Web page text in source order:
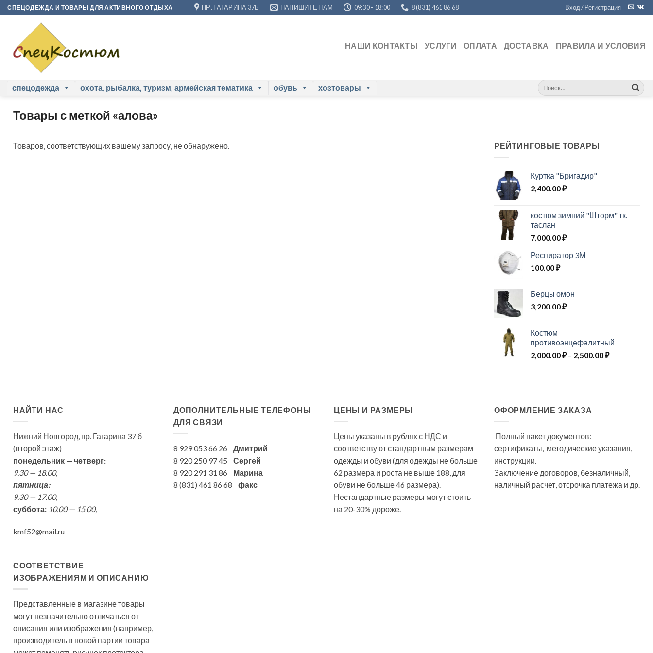
Skip
to
СПЕЦОДЕЖДА И ТОВАРЫ ДЛЯ АКТИВНОГО ОТДЫХА ПР. ГАГАРИНА 37Б НАПИШИТЕ НАМ 09:30 - 18:00 8 (831) 461 86 68 Вход / Регистрация
НАШИ КОНТАКТЫ УСЛУГИ ОПЛАТА ДОСТАВКА ПРАВИЛА И УСЛОВИЯ
спецодежда охота, рыбалка, туризм, армейская тематика обувь хозтовары Искать:
Товары с меткой «алова»
Товаров, соответствующих вашему запросу, не обнаружено. РЕЙТИНГОВЫЕ ТОВАРЫ
Куртка "Бригадир"
2,400.00₽
костюм зимний "Шторм" тк.
таслан
7,000.00₽
Респиратор 3М
100.00₽
Берцы омон
3,200.00₽
Костюм
противоэнцефалитный
2,000.00₽ – 2,500.00₽Диапазон
НАЙТИ НАС
Нижний Новгород, пр. Гагарина 37 б
(второй этаж)
понедельник — четверг:
9.30 — 18.00,
пятница:
9.30 — 17.00,
суббота: 10.00 — 15.00,
kmf52@mail.ru
ДОПОЛНИТЕЛЬНЫЕ ТЕЛЕФОНЫ
ДЛЯ СВЯЗИ
8 929 053 66 26 Дмитрий
8 920 250 97 45 Сергей
8 920 291 31 86 Марина
8 (831) 461 86 68 факс
ЦЕНЫ И РАЗМЕРЫ
Цены указаны в рублях с НДС и
соответствуют стандартным размерам
одежды и обуви (для одежды не больше
62 размера и роста не выше 188, для
обуви не больше 46 размера).
Нестандартные размеры могут стоить
на 20-30% дороже.
ОФОРМЛЕНИЕ ЗАКАЗА
Полный пакет документов:
сертификаты, методические указания,
инструкции.
Заключение договоров, безналичный,
наличный расчет, отсрочка платежа и др.
СООТВЕТСТВИЕ
ИЗОБРАЖЕНИЯМ И ОПИСАНИЮ
Представленные в магазине товары
могут незначительно отличаться от
описания или изображения (например,
производитель в новой партии товара